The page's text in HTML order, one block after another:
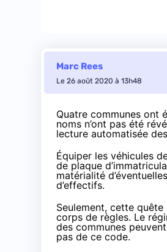
Marc Rees
Le 26 août 2020 à 13h48
Quatre communes ont
noms n’ont pas été
lecture automatisée
Équiper les véhicules
de plaque
matérialité
d’effectifs.
Seulement, cette
corps de règles. Le
des communes
pas de ce code.